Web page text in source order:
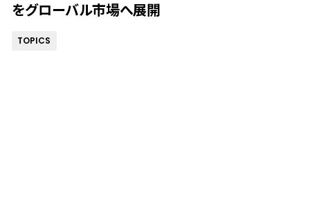
をグローバル市場へ展開
TOPICS